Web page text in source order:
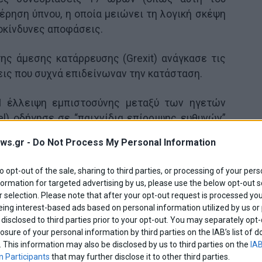
- Do Not Process My Personal Information
opt-out of the sale, sharing to third parties, or processing of your
for targeted advertising by us, please use the below opt-out
selection. Please note that after your opt-out request is processed
interest-based ads based on personal information utilized by us or
to third parties prior to your opt-out. You may separately
of your personal information by third parties on the IAB’s list of
This information may also be disclosed by us to third parties on the
Participants that may further disclose it to other third parties.
ύπνου, η οποία μειώνει τη λογική σκέψη
αποφάσεις.
άμεσης κατάρρευσης (Grexit) ανάγκασε τις
που συχνά επιδείνωναν την κατάσταση.
έλλειψη εμπιστοσύνης μεταξύ των ηγετών
οδήγησε σε “παιχνίδια επίρριψης ευθυνών”
Πλευράς
μια στρατηγική “γερακιού”, θεωρώντας ότι
μπροστά στον φόβο του Grexit. Το λάθος ήταν
για την άλλη πλευρά• η Ευρώπη είχε
τη μετάδοση της κρίσης όσο το 2010.